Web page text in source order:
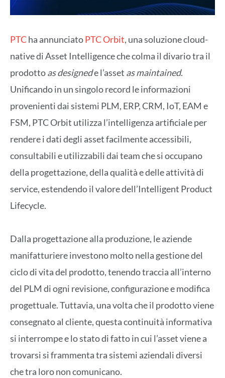
PTCha annunciatoPTC Orbit, una soluzione cloud-
native di Asset Intelligence che colma il divario tra il
prodottoas designede l’asset as maintained.
Unificando in un singolo record le informazioni
provenienti dai sistemi PLM, ERP, CRM, IoT, EAM e
FSM, PTC Orbit utilizza l’intelligenza artificiale per
rendere i dati degli asset facilmente accessibili,
consultabili e utilizzabili dai team che si occupano
della progettazione, della qualità e delle attività di
service, estendendo il valore dell’Intelligent Product
Lifecycle.
Dalla progettazione alla produzione, le aziende
manifatturiere investono molto nella gestione del
ciclo di vita del prodotto, tenendo traccia all’interno
del PLM di ogni revisione, configurazione e modifica
progettuale. Tuttavia, una volta che il prodotto viene
consegnato al cliente, questa continuità informativa
si interrompe e lo stato di fatto in cui l’asset viene a
trovarsi si frammenta tra sistemi aziendali diversi
che tra loro non comunicano.